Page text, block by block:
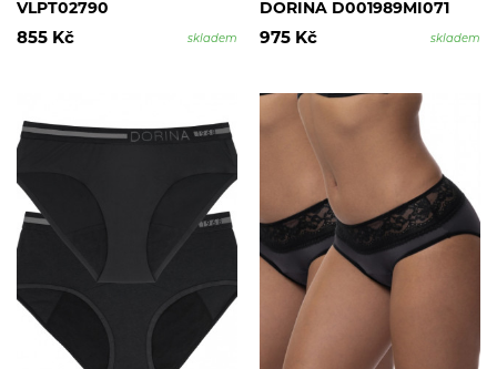
VLPT02790
855 Kč
skladem
DORINA D001989MI071
2PACK
975 Kč skladem